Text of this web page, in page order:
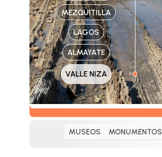
MEZQUITILLA
LAGOS
ALMAYATE
VALLE NIZA
MUSEOS MONUMENTOS